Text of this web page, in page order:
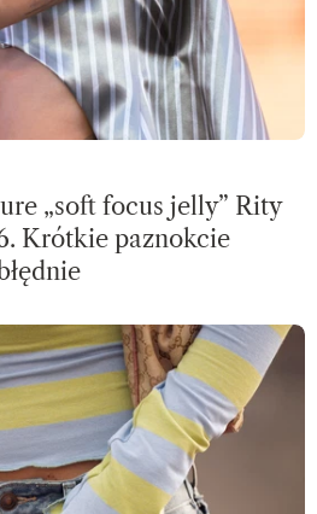
„soft focus jelly” Rity
Krótkie paznokcie